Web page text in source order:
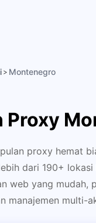
> Montenegro
Proxy
proxy hemat
dari 190+ lokasi
web yang mudah,
manajemen multi-